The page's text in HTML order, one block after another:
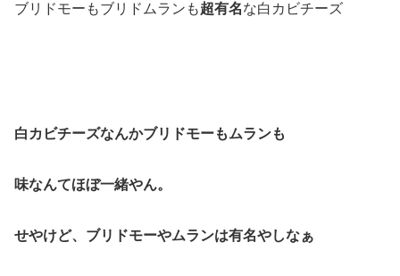
ブリドモーもブリドムランも超有名な白カビチーズ
白カビチーズなんかブリドモーもムランも
味なんてほぼ一緒やん。
せやけど、ブリドモーやムランは有名やしなぁ